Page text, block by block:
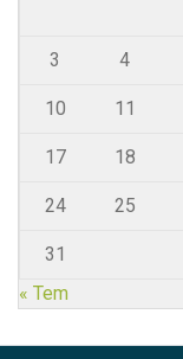
3 4
10 11
17 18
24 25
31
« Tem